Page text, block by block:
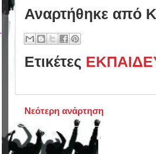
Αναρτήθηκε από
Ετικέτες
Νεότερη ανάρτηση